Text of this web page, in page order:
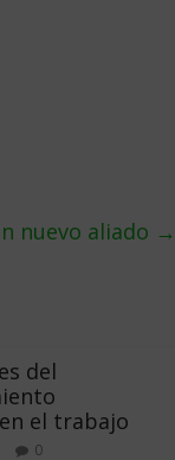
nuevo aliado →
del
el trabajo
0